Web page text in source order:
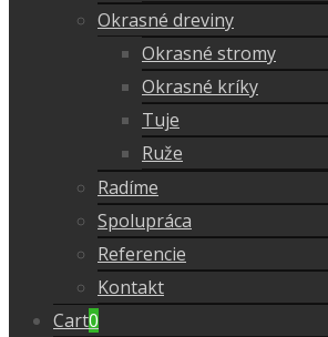
Okrasné dreviny
Okrasné stromy
Okrasné kríky
Tuje
Ruže
Radíme
Spolupráca
Referencie
Kontakt
Cart0